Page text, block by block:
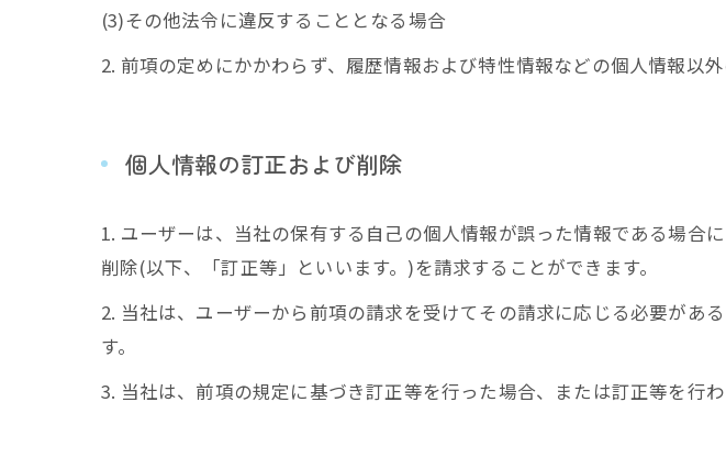
(3)その他法令に違反することとなる場合
2. 前項の定めにかかわらず、履歴情報および特性情報などの個人情報以
個人情報の訂正および削除
1. ユーザーは、当社の保有する自己の個人情報が誤った情報である場合
削除(以下、「訂正等」といいます。)を請求することができます。
2. 当社は、ユーザーから前項の請求を受けてその請求に応じる必要があ
す。
3. 当社は、前項の規定に基づき訂正等を行った場合、または訂正等を行